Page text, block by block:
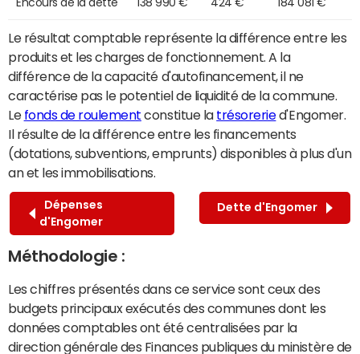
Le résultat comptable représente la différence entre les
produits et les charges de fonctionnement. A la
différence de la capacité d'autofinancement, il ne
caractérise pas le potentiel de liquidité de la commune.
Le fonds de roulement constitue la trésoreried'Engomer.
Il résulte de la différence entre les financements
(dotations, subventions, emprunts) disponibles à plus d'un
an et les immobilisations.
Dépenses
d'Engomer
Dette d'Engomer
Méthodologie :
Les chiffres présentés dans ce service sont ceux des
budgets principaux exécutés des communes dont les
données comptables ont été centralisées par la
direction générale des Finances publiques du ministère de